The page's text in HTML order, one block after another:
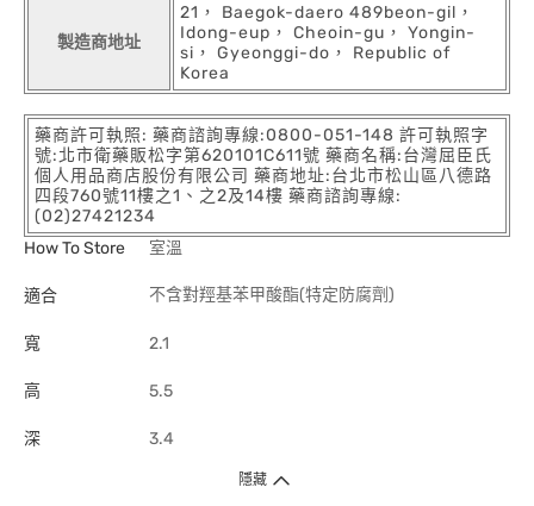
製造商地址
21， Baegok-daero 489beon-gil，
Idong-eup， Cheoin-gu， Yongin-
si， Gyeonggi-do， Republic of
Korea
藥商許可執照: 藥商諮詢專線:0800-051-148 許可執照字
號:北市衛藥販松字第620101C611號 藥商名稱:台灣屈臣氏
個人用品商店股份有限公司 藥商地址:台北市松山區八德路
四段760號11樓之1、之2及14樓 藥商諮詢專線:
(02)27421234
How To Store
室溫
適合 不含對羥基苯甲酸酯(特定防腐劑)
寬 2.1
高 5.5
深 3.4
隱藏